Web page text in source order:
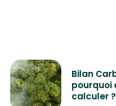
Bilan
pourquoi
calculer ?